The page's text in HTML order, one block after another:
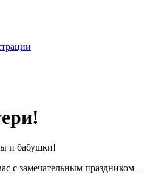
и бабушки!
с замечательным праздником –